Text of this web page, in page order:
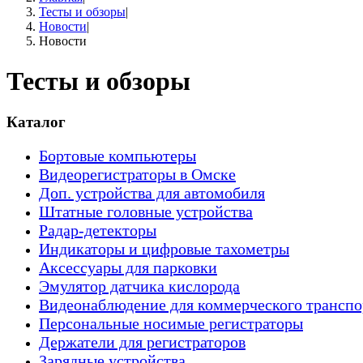
Тесты и обзоры|
Новости|
Новости
Тесты и обзоры
Каталог
Бортовые компьютеры
Видеорегистраторы в Омске
Доп. устройства для автомобиля
Штатные головные устройства
Радар-детекторы
Индикаторы и цифровые тахометры
Аксессуары для парковки
Эмулятор датчика кислорода
Видеонаблюдение для коммерческого
Персональные носимые регистраторы
Держатели для регистраторов